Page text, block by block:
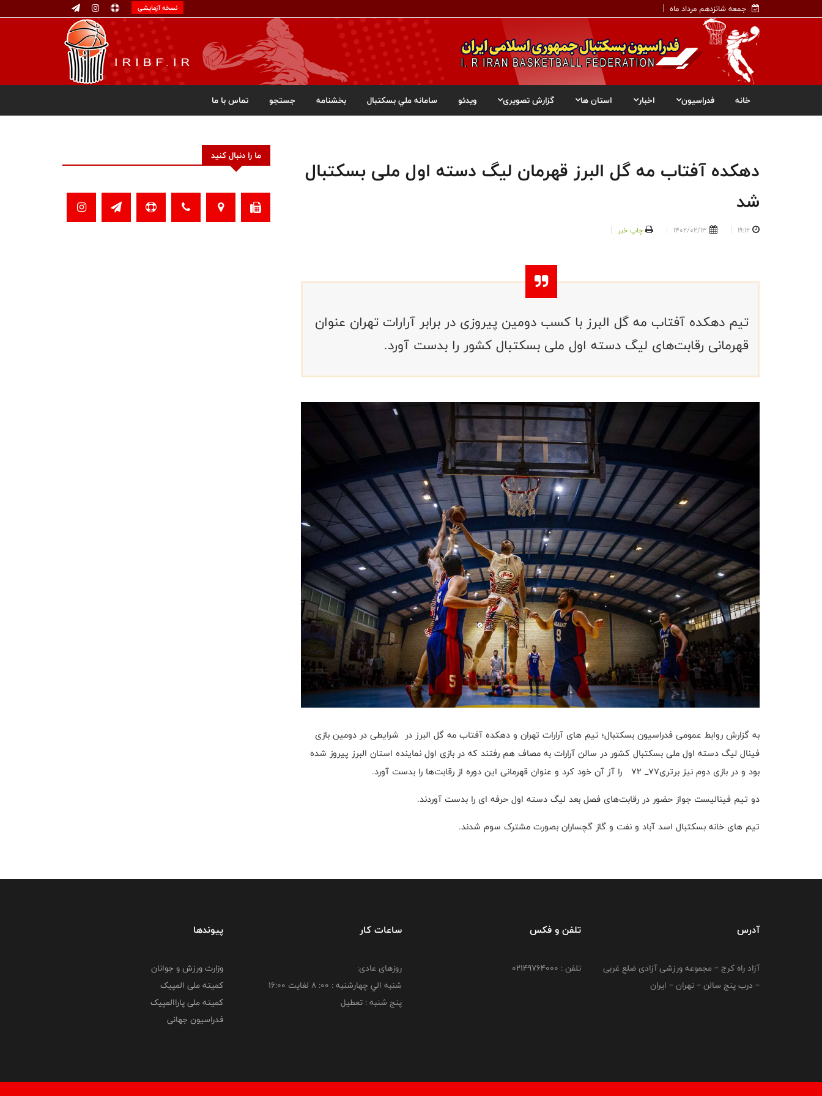
جمعه شانزدهم مرداد ماه نسخه آزمایشی
خانه فدراسیون اخبار استان ها گزارش تصویری ویدئو سامانه ملي بسکتبال بخشنامه جستجو تماس با ما
دهکده آفتاب مه گل البرز قهرمان لیگ دسته اول ملی بسکتبال
شد
19:12
1402/02/13 چاپ خبر
تیم دهکده آفتاب مه گل البرز با کسب دومین پیروزی در برابر آرارات تهران عنوان
قهرمانی رقابت‌های لیگ دسته اول ملی بسکتبال کشور را بدست آورد.
به گزارش روابط عمومی فدراسیون بسکتبال؛ تیم های آرارات تهران و دهکده آفتاب مه گل البرز در شرایطی در دومین بازی
فینال لیگ دسته اول ملی بسکتبال کشور در سالن آرارات به مصاف هم رفتند که در بازی اول نماینده استان البرز پیروز شده
بود و در بازی دوم نیز برتری۷۷_ ۷۲ را آز آن خود کرد و عنوان قهرمانی این دوره از رقابت‌ها را بدست آورد.
دو تیم فینالیست جواز حضور در رقابت‌های فصل بعد لیگ دسته اول حرفه ای را بدست آوردند.
تیم های خانه بسکتبال اسد آباد و نفت و گاز گچساران بصورت مشترک سوم شدند.
ما را دنبال کنید
آدرس
آزاد راه کرج – مجموعه ورزشی آزادی ضلع غربی
– درب پنج سالن – تهران – ایران
تلفن و فکس
تلفن : 02149764000
ساعات کار
روزهای عادی:
شنبه الي چهارشنبه : 00: 8 لغايت 16:00
پنج شنبه : تعطیل
پیوندها
وزارت ورزش و جوانان
کمیته ملی المپیک
کمیته ملی پاراالمپیک
فدراسیون جهانی